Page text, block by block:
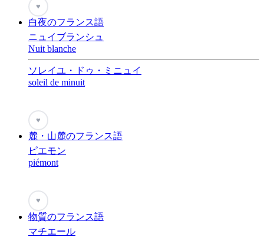
♥
白夜のフランス語
ニュイブランシュ
Nuit blanche
ソレイユ・ドゥ・ミニュイ
soleil de minuit
♥
麓・山麓のフランス語
ピエモン
piémont
♥
物質のフランス語
マチエール